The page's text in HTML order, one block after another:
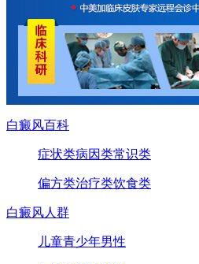
白癜风百科
症状类病因类常识类
偏方类治疗类饮食类
白癜风人群
儿童青少年男性